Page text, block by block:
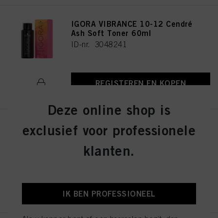
IGORA VIBRANCE 10-12 Cendré
Ash Soft Toner 60ml
ID-nr. 3048241
REGISTEREN EN KOPEN
IGORA VIBRANCE 4-13 Medium
Brown Cendré Matte 60ml
ID-nr. 3048290
Deze online shop is
exclusief voor professionele
klanten.
IK BEN PROFESSIONEEL